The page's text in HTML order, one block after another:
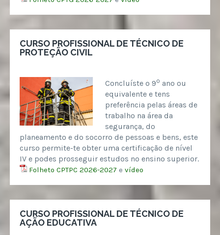
CURSO PROFISSIONAL DE TÉCNICO DE
PROTEÇÃO CIVIL
Concluíste o 9º ano ou
equivalente e tens
preferência pelas áreas de
trabalho na área da
segurança, do
planeamento e do socorro de pessoas e bens, este
curso permite-te obter uma certificação de nível
IV e podes prosseguir estudos no ensino superior.
Folheto CPTPC 2026-2027 e vídeo
CURSO PROFISSIONAL DE TÉCNICO DE
AÇÃO EDUCATIVA